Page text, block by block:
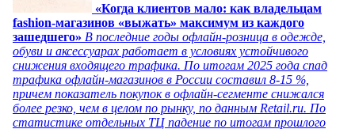
«Когда клиентов мало: как владельцам
fashion-магазинов «выжать» максимум из каждого
зашедшего» В последние годы офлайн-розница в одежде,
обуви и аксессуарах работает в условиях устойчивого
снижения входящего трафика. По итогам 2025 года спад
трафика офлайн-магазинов в России составил 8-15 %,
причем показатель покупок в офлайн-сегменте снижался
более резко, чем в целом по рынку, по данным Retail.ru. По
статистике отдельных ТЦ падение по итогам прошлого